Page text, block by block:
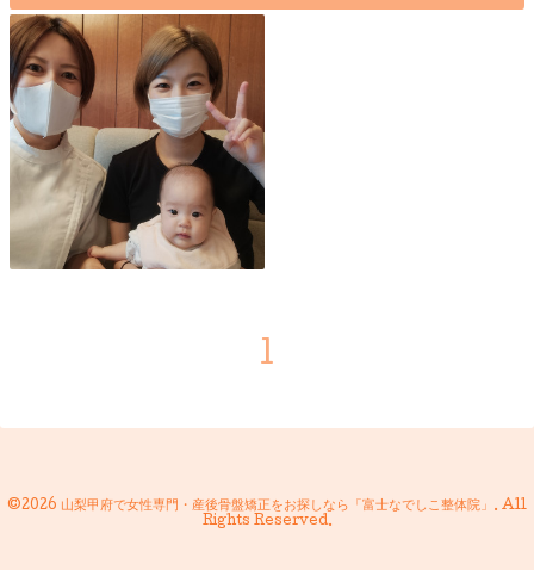
1
©2026 山梨甲府で女性専門・産後骨盤矯正をお探しなら「富士なでしこ整体院」 . All
Rights Reserved.